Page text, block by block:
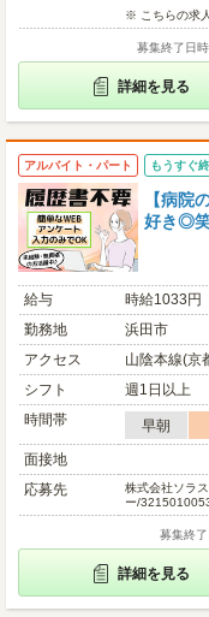
※ こちらの求
募集終了日
詳細を見る
アルバイト・パート もうすぐ
【病院
好き◎
給与
時給1033円
勤務地
浜田市
アクセス
山陰本線(京
シフト
週1日以上
時間帯
早朝
面接地
応募先
株式会社ソラ
ー/
募集終
詳細を見る